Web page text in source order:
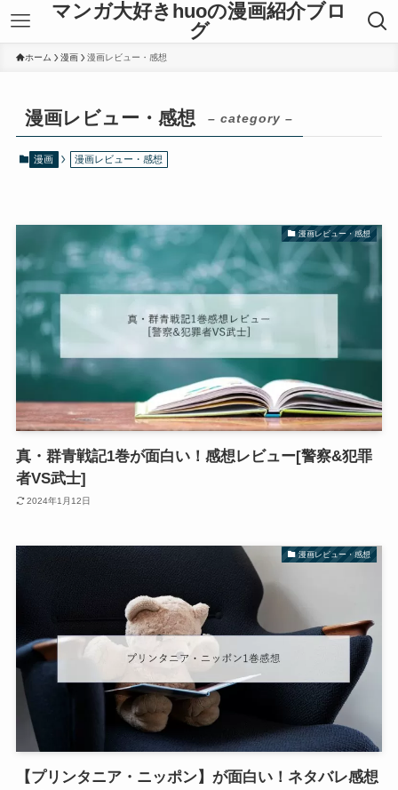
マンガ大好きhuoの漫画紹介ブロ
グ
ホーム 漫画 漫画レビュー・感想
漫画レビュー・感想 – category –
漫画 漫画レビュー・感想
漫画レビュー・感想
真・群青戦記1巻が面白い！感想レビュー[警察&犯罪
者VS武士]
2024年1月12日
漫画レビュー・感想
【プリンタニア・ニッポン】が面白い！ネタバレ感想